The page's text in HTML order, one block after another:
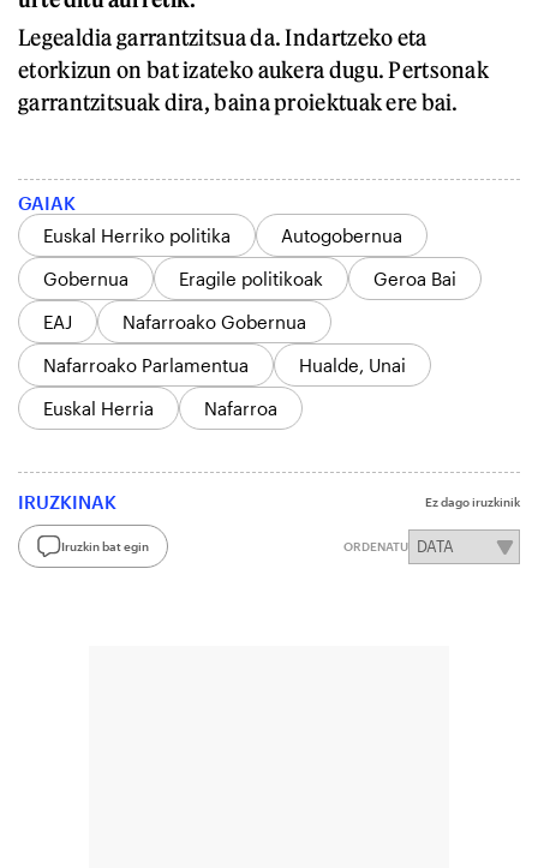
Legealdia garrantzitsua da. Indartzeko eta
etorkizun on bat izateko aukera dugu. Pertsonak
garrantzitsuak dira, baina proiektuak ere bai.
GAIAK
Euskal Herriko politika
Autogobernua
Gobernua
Eragile politikoak
Geroa Bai
EAJ
Nafarroako Gobernua
Nafarroako Parlamentua
Hualde, Unai
Euskal Herria
Nafarroa
IRUZKINAK Ez dago iruzkinik
Iruzkin bat egin ORDENATU